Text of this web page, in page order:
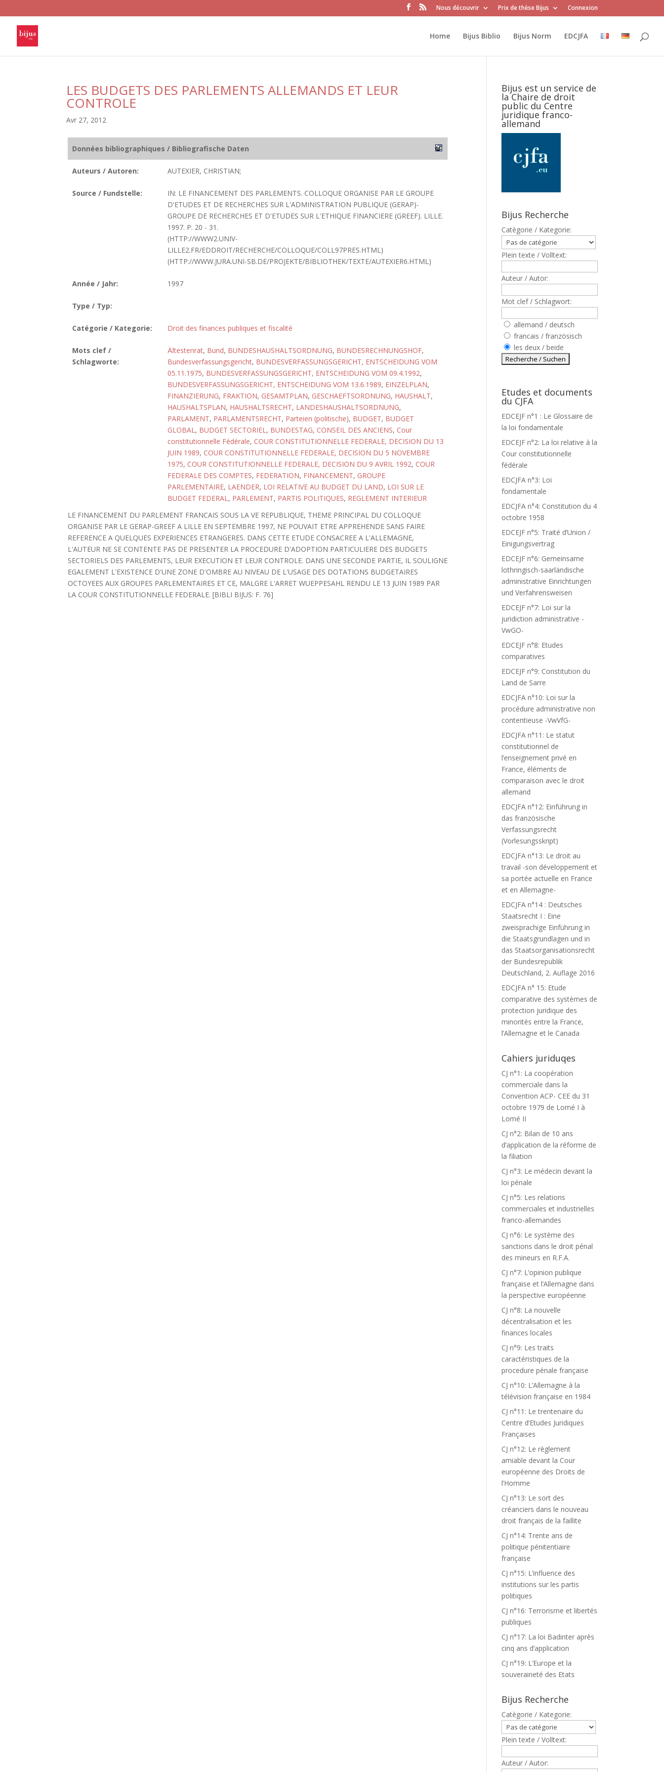
Nous découvrir Prix de thèse Bijus Connexion
Home Bijus Biblio Bijus Norm EDCJFA
LES BUDGETS DES PARLEMENTS ALLEMANDS ET LEUR
CONTROLE
Avr 27, 2012
Données bibliographiques / Bibliografische Daten
Auteurs / Autoren: AUTEXIER, CHRISTIAN;
Source / Fundstelle:
IN: LE FINANCEMENT DES PARLEMENTS. COLLOQUE ORGANISE PAR LE GROUPE
D'ETUDES ET DE RECHERCHES SUR L'ADMINISTRATION PUBLIQUE (GERAP)-
GROUPE DE RECHERCHES ET D'ETUDES SUR L'ETHIQUE FINANCIERE (GREEF). LILLE.
1997. P. 20 - 31.
(HTTP://WWW2.UNIV-
LILLE2.FR/EDDROIT/RECHERCHE/COLLOQUE/COLL97PRES.HTML)
(HTTP://WWW.JURA.UNI-SB.DE/PROJEKTE/BIBLIOTHEK/TEXTE/AUTEXIER6.HTML)
Année / Jahr: 1997
Type / Typ:
Catégorie / Kategorie: Droit des finances publiques et fiscalité
Mots clef /
Schlagworte:
Ältestenrat, Bund, BUNDESHAUSHALTSORDNUNG, BUNDESRECHNUNGSHOF,
Bundesverfassungsgericht, BUNDESVERFASSUNGSGERICHT, ENTSCHEIDUNG VOM
05.11.1975, BUNDESVERFASSUNGSGERICHT, ENTSCHEIDUNG VOM 09.4.1992,
BUNDESVERFASSUNGSGERICHT, ENTSCHEIDUNG VOM 13.6.1989, EINZELPLAN,
FINANZIERUNG, FRAKTION, GESAMTPLAN, GESCHAEFTSORDNUNG, HAUSHALT,
HAUSHALTSPLAN, HAUSHALTSRECHT, LANDESHAUSHALTSORDNUNG,
PARLAMENT, PARLAMENTSRECHT, Parteien (politische), BUDGET, BUDGET
GLOBAL, BUDGET SECTORIEL, BUNDESTAG, CONSEIL DES ANCIENS, Cour
constitutionnelle Fédérale, COUR CONSTITUTIONNELLE FEDERALE, DECISION DU 13
JUIN 1989, COUR CONSTITUTIONNELLE FEDERALE, DECISION DU 5 NOVEMBRE
1975, COUR CONSTITUTIONNELLE FEDERALE, DECISION DU 9 AVRIL 1992, COUR
FEDERALE DES COMPTES, FEDERATION, FINANCEMENT, GROUPE
PARLEMENTAIRE, LAENDER, LOI RELATIVE AU BUDGET DU LAND, LOI SUR LE
BUDGET FEDERAL, PARLEMENT, PARTIS POLITIQUES, REGLEMENT INTERIEUR
LE FINANCEMENT DU PARLEMENT FRANCAIS SOUS LA VE REPUBLIQUE, THEME PRINCIPAL DU COLLOQUE
ORGANISE PAR LE GERAP-GREEF A LILLE EN SEPTEMBRE 1997, NE POUVAIT ETRE APPREHENDE SANS FAIRE
REFERENCE A QUELQUES EXPERIENCES ETRANGERES. DANS CETTE ETUDE CONSACREE A L'ALLEMAGNE,
L'AUTEUR NE SE CONTENTE PAS DE PRESENTER LA PROCEDURE D'ADOPTION PARTICULIERE DES BUDGETS
SECTORIELS DES PARLEMENTS, LEUR EXECUTION ET LEUR CONTROLE. DANS UNE SECONDE PARTIE, IL SOULIGNE
EGALEMENT L'EXISTENCE D'UNE ZONE D'OMBRE AU NIVEAU DE L'USAGE DES DOTATIONS BUDGETAIRES
OCTOYEES AUX GROUPES PARLEMENTAIRES ET CE, MALGRE L'ARRET WUEPPESAHL RENDU LE 13 JUIN 1989 PAR
LA COUR CONSTITUTIONNELLE FEDERALE. [BIBLI BIJUS: F. 76]
Bijus est un service de
la Chaire de droit
public du Centre
juridique franco-
allemand
Bijus Recherche
Catègorie / Kategorie:
Plein texte / Volltext:
Auteur / Autor:
Mot clef / Schlagwort:
allemand / deutsch
francais / französisch
les deux / beide
Etudes et documents
du CJFA
EDCEJF n°1 : Le Glossaire de
la loi fondamentale
EDCEJF n°2: La loi relative à la
Cour constitutionnelle
fédérale
EDCJFA n°3: Loi
fondamentale
EDCJFA n°4: Constitution du 4
octobre 1958
EDCEJF n°5: Traité d’Union /
Einigungsvertrag
EDCEJF n°6: Gemeinsame
lothringisch-saarländische
administrative Einrichtungen
und Verfahrensweisen
EDCEJF n°7: Loi sur la
juridiction administrative -
VwGO-
EDCEJF n°8: Etudes
comparatives
EDCEJF n°9: Constitution du
Land de Sarre
EDCJFA n°10: Loi sur la
procédure administrative non
contentieuse -VwVfG-
EDCJFA n°11: Le statut
constitutionnel de
l’enseignement privé en
France, éléments de
comparaison avec le droit
allemand
EDCJFA n°12: Einführung in
das französische
Verfassungsrecht
(Vorlesungsskript)
EDCJFA n°13: Le droit au
travail -son développement et
sa portée actuelle en France
et en Allemagne-
EDCJFA n°14 : Deutsches
Staatsrecht I : Eine
zweisprachige Einführung in
die Staatsgrundlagen und in
das Staatsorganisationsrecht
der Bundesrepublik
Deutschland, 2. Auflage 2016
EDCJFA n° 15: Etude
comparative des systèmes de
protection juridique des
minorités entre la France,
l’Allemagne et le Canada
Cahiers juriduqes
CJ n°1: La coopération
commerciale dans la
Convention ACP- CEE du 31
octobre 1979 de Lomé I à
Lomé II
CJ n°2: Bilan de 10 ans
d’application de la réforme de
la filiation
CJ n°3: Le médecin devant la
loi pénale
CJ n°5: Les relations
commerciales et industrielles
franco-allemandes
CJ n°6: Le système des
sanctions dans le droit pénal
des mineurs en R.F.A.
CJ n°7: L’opinion publique
française et l’Allemagne dans
la perspective européenne
CJ n°8: La nouvelle
décentralisation et les
finances locales
CJ n°9: Les traits
caractéristiques de la
procedure pénale française
CJ n°10: L’Allemagne à la
télévision française en 1984
CJ n°11: Le trentenaire du
Centre d’Etudes Juridiques
Françaises
CJ n°12: Le règlement
amiable devant la Cour
européenne des Droits de
l’Homme
CJ n°13: Le sort des
créanciers dans le nouveau
droit français de la faillite
CJ n°14: Trente ans de
politique pénitentiaire
française
CJ n°15: L’influence des
institutions sur les partis
politiques
CJ n°16: Terrorisme et libertés
publiques
CJ n°17: La loi Badinter après
cinq ans d’application
CJ n°19: L’Europe et la
souveraineté des Etats
Bijus Recherche
Catègorie / Kategorie:
Plein texte / Volltext:
Auteur / Autor: